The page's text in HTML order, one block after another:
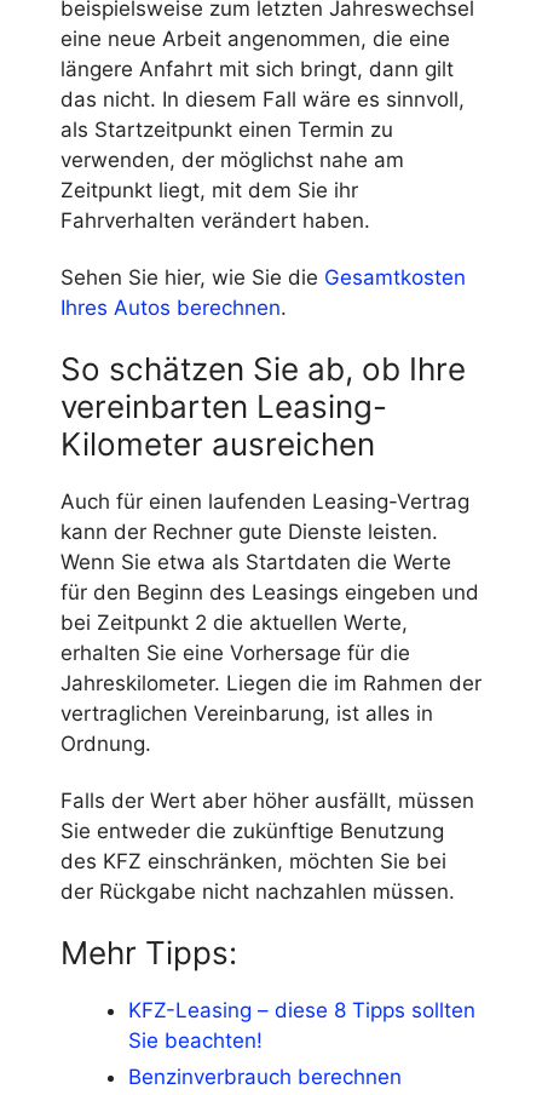
beispielsweise zum letzten Jahreswechsel
eine neue Arbeit angenommen, die eine
längere Anfahrt mit sich bringt, dann gilt
das nicht. In diesem Fall wäre es sinnvoll,
als Startzeitpunkt einen Termin zu
verwenden, der möglichst nahe am
Zeitpunkt liegt, mit dem Sie ihr
Fahrverhalten verändert haben.
Sehen Sie hier, wie Sie die Gesamtkosten
Ihres Autos berechnen.
So schätzen Sie ab, ob Ihre
vereinbarten Leasing-
Kilometer ausreichen
Auch für einen laufenden Leasing-Vertrag
kann der Rechner gute Dienste leisten.
Wenn Sie etwa als Startdaten die Werte
für den Beginn des Leasings eingeben und
bei Zeitpunkt 2 die aktuellen Werte,
erhalten Sie eine Vorhersage für die
Jahreskilometer. Liegen die im Rahmen der
vertraglichen Vereinbarung, ist alles in
Ordnung.
Falls der Wert aber höher ausfällt, müssen
Sie entweder die zukünftige Benutzung
des KFZ einschränken, möchten Sie bei
der Rückgabe nicht nachzahlen müssen.
Mehr Tipps:
KFZ-Leasing – diese 8 Tipps sollten
Sie beachten!
Benzinverbrauch berechnen